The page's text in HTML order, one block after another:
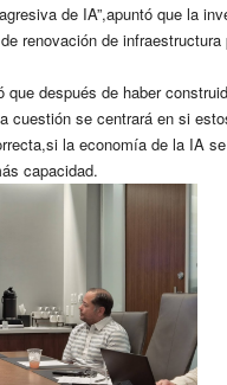
de IA”,apuntó que la
renovación de infraestructura
que después de haber
cuestión se centrará en si
la economía de la IA
capacidad.